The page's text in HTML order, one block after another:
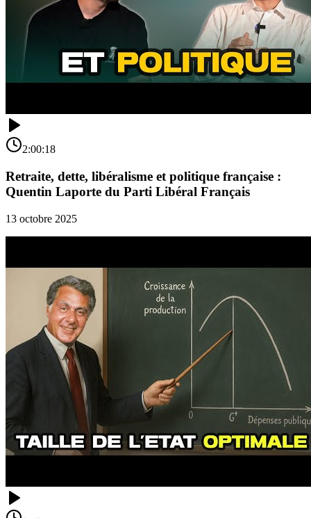
2:00:18
Retraite, dette, libéralisme et politique française :
Quentin Laporte du Parti Libéral Français
13 octobre 2025